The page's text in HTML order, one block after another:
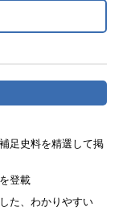
足史料を精選して掲
登載
た、わかりやすい